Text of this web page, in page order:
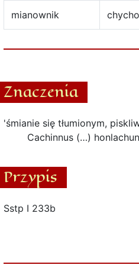
mianownik
Znaczenia
'śmianie się tłumionym,
Cachinnus (…)
Przypis
Sstp I 233b